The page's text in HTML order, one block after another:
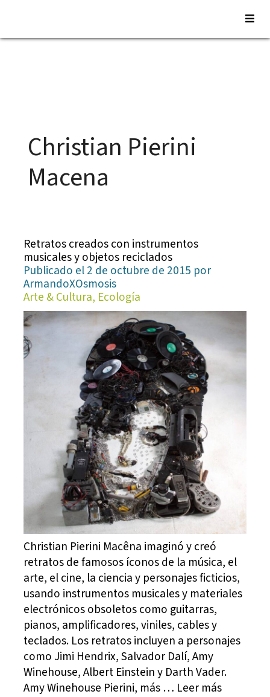
Saltar
Christian Pierini
Macena
Retratos creados con instrumentos
musicales y objetos reciclados
Publicado el 2 de octubre de 2015 por
ArmandoXOsmosis
Arte & Cultura, Ecología
Christian Pierini Macêna imaginó y creó
retratos de famosos íconos de la música, el
arte, el cine, la ciencia y personajes ficticios,
usando instrumentos musicales y materiales
electrónicos obsoletos como guitarras,
pianos, amplificadores, viniles, cables y
teclados. Los retratos incluyen a personajes
como Jimi Hendrix, Salvador Dalí, Amy
Winehouse, Albert Einstein y Darth Vader.
Amy Winehouse Pierini, más … Leer más